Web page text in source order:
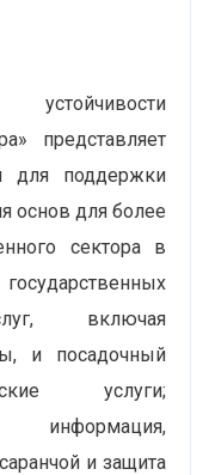
представляет
для поддержки
основ для более
сектора в
включая
и посадочный
услуги;
информация,
и защита